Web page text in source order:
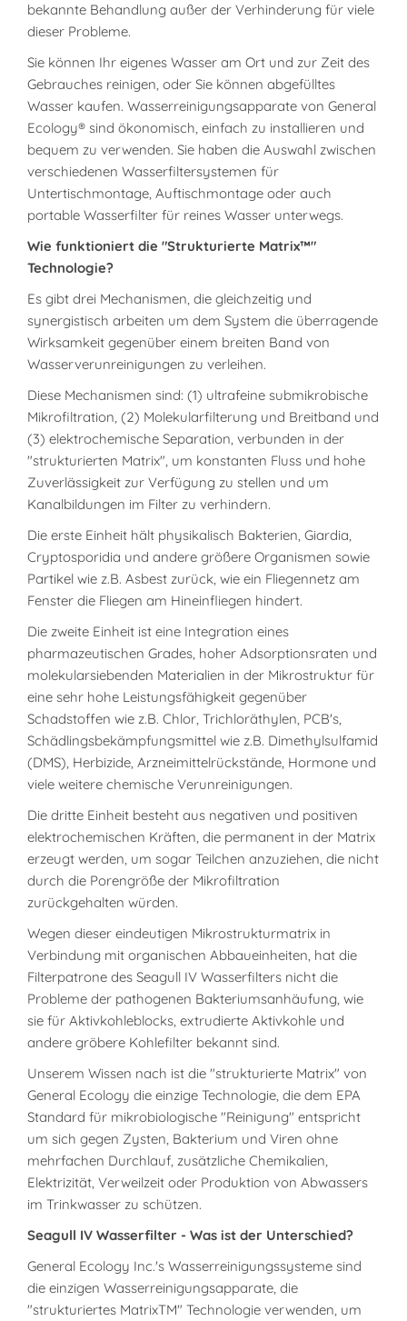
bekannte Behandlung außer der Verhinderung für viele
dieser Probleme.
Sie können Ihr eigenes Wasser am Ort und zur Zeit des
Gebrauches reinigen, oder Sie können abgefülltes
Wasser kaufen. Wasserreinigungsapparate von General
Ecology® sind ökonomisch, einfach zu installieren und
bequem zu verwenden. Sie haben die Auswahl zwischen
verschiedenen Wasserfiltersystemen für
Untertischmontage, Auftischmontage oder auch
portable Wasserfilter für reines Wasser unterwegs.
Wie funktioniert die "Strukturierte Matrix™"
Technologie?
Es gibt drei Mechanismen, die gleichzeitig und
synergistisch arbeiten um dem System die überragende
Wirksamkeit gegenüber einem breiten Band von
Wasserverunreinigungen zu verleihen.
Diese Mechanismen sind: (1) ultrafeine submikrobische
Mikrofiltration, (2) Molekularfilterung und Breitband und
(3) elektrochemische Separation, verbunden in der
"strukturierten Matrix", um konstanten Fluss und hohe
Zuverlässigkeit zur Verfügung zu stellen und um
Kanalbildungen im Filter zu verhindern.
Die erste Einheit hält physikalisch Bakterien, Giardia,
Cryptosporidia und andere größere Organismen sowie
Partikel wie z.B. Asbest zurück, wie ein Fliegennetz am
Fenster die Fliegen am Hineinfliegen hindert.
Die zweite Einheit ist eine Integration eines
pharmazeutischen Grades, hoher Adsorptionsraten und
molekularsiebenden Materialien in der Mikrostruktur für
eine sehr hohe Leistungsfähigkeit gegenüber
Schadstoffen wie z.B. Chlor, Trichloräthylen, PCB's,
Schädlingsbekämpfungsmittel wie z.B. Dimethylsulfamid
(DMS), Herbizide, Arzneimittelrückstände, Hormone und
viele weitere chemische Verunreinigungen.
Die dritte Einheit besteht aus negativen und positiven
elektrochemischen Kräften, die permanent in der Matrix
erzeugt werden, um sogar Teilchen anzuziehen, die nicht
durch die Porengröße der Mikrofiltration
zurückgehalten würden.
Wegen dieser eindeutigen Mikrostrukturmatrix in
Verbindung mit organischen Abbaueinheiten, hat die
Filterpatrone des Seagull IV Wasserfilters nicht die
Probleme der pathogenen Bakteriumsanhäufung, wie
sie für Aktivkohleblocks, extrudierte Aktivkohle und
andere gröbere Kohlefilter bekannt sind.
Unserem Wissen nach ist die "strukturierte Matrix" von
General Ecology die einzige Technologie, die dem EPA
Standard für mikrobiologische "Reinigung" entspricht
um sich gegen Zysten, Bakterium und Viren ohne
mehrfachen Durchlauf, zusätzliche Chemikalien,
Elektrizität, Verweilzeit oder Produktion von Abwassers
im Trinkwasser zu schützen.
Seagull IV Wasserfilter - Was ist der Unterschied?
General Ecology Inc.'s Wasserreinigungssysteme sind
die einzigen Wasserreinigungsapparate, die
"strukturiertes MatrixTM" Technologie verwenden, um